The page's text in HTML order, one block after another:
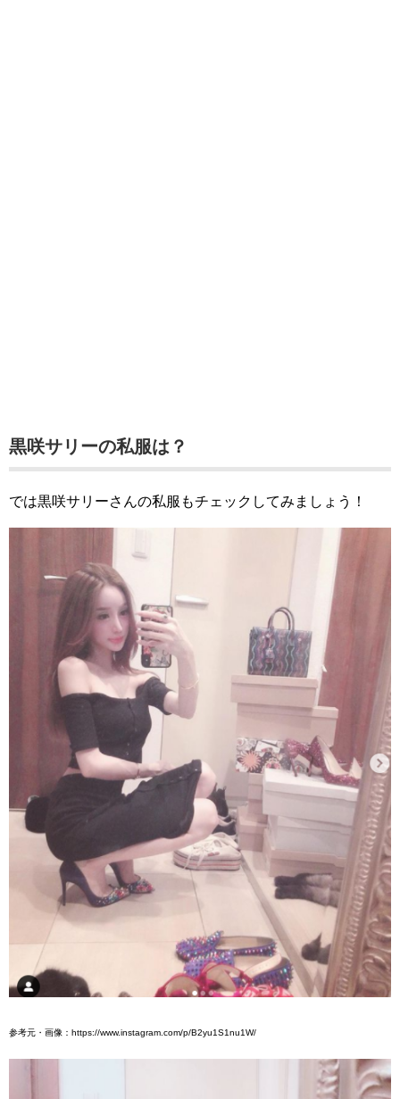
黒咲サリーの私服は？
では黒咲サリーさんの私服もチェックしてみましょう！
参考元・画像：https://www.instagram.com/p/B2yu1S1nu1W/